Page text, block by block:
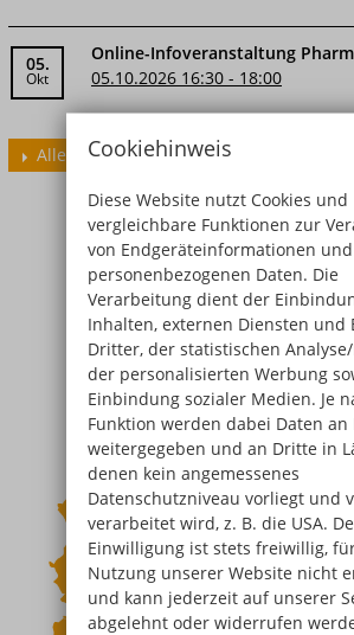
Cookiehinweis
Diese Website nutzt Cookies und
vergleichbare Funktionen zur
von Endgeräteinformationen und
personenbezogenen Daten. Die
Verarbeitung dient der
Inhalten, externen Diensten und
Dritter, der statistischen
der personalisierten Werbung
Einbindung sozialer Medien. Je
Funktion werden dabei Daten an
weitergegeben und an Dritte in
denen kein angemessenes
Datenschutzniveau vorliegt und
verarbeitet wird, z. B. die USA.
Einwilligung ist stets freiwillig,
Nutzung unserer Website nicht
und kann jederzeit auf unserer
abgelehnt oder widerrufen
05.
Okt
Online-Infoveranstaltung
05.10.2026 16:30 - 18:00
Alle Termine